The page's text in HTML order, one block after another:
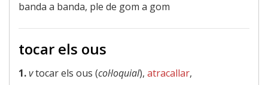
banda a banda, ple de gom a gom
tocar els ous
1.vtocar els ous (col·loquial), atracallar,